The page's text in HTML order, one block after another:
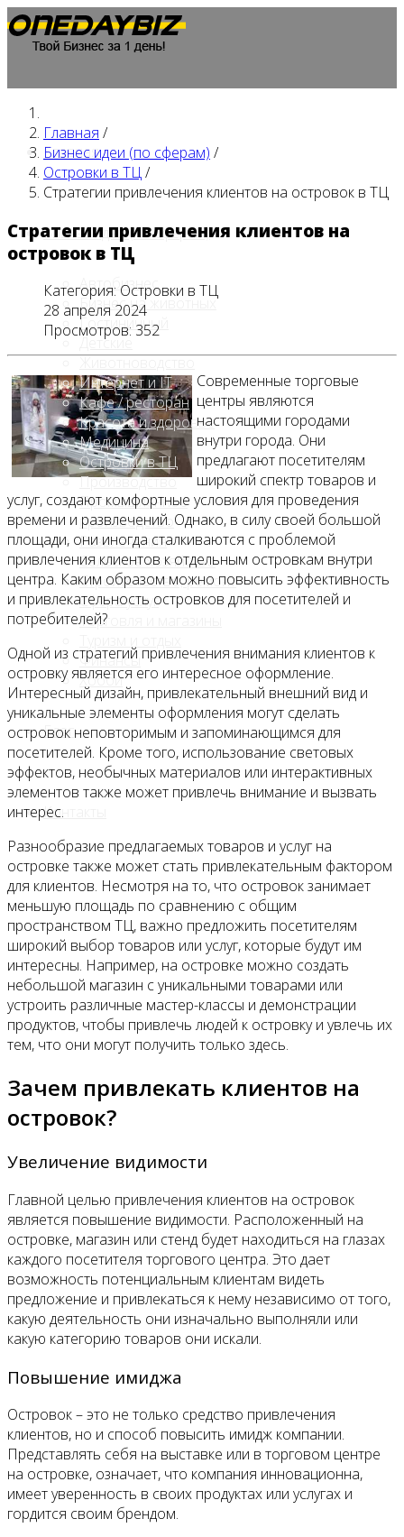
Главная
Бизнес идеи (по сферам)
Автобизнес
Бизнес на животных
Гостиничный
Детские
Интернет и IT
Кафе / ресторан
Красота и здоровье
Медицина
Островки в ТЦ
Производство
Промышленное
производство
Развлечения
Сельское хозяйство
Строительство, ремонт
Сфера услуг
Торговля и магазины
Финансы
Хобби
Блог
Контакты
Главная /
Бизнес идеи (по сферам) /
Островки в ТЦ/
Стратегии привлечения клиентов на островок в ТЦ
Стратегии привлечения клиентов на
островок в ТЦ
Категория: Островки в ТЦ
28 апреля 2024
Просмотров: 352
Современные торговые
центры являются
настоящими городами
внутри города. Они
предлагают посетителям
широкий спектр товаров и
услуг, создают комфортные условия для проведения
времени и развлечений. Однако, в силу своей большой
площади, они иногда сталкиваются с проблемой
привлечения клиентов к отдельным островкам внутри
центра. Каким образом можно повысить эффективность
и привлекательность островков для посетителей и
потребителей?
Одной из стратегий привлечения внимания клиентов к
островку является его интересное оформление.
Интересный дизайн, привлекательный внешний вид и
уникальные элементы оформления могут сделать
островок неповторимым и запоминающимся для
посетителей. Кроме того, использование световых
эффектов, необычных материалов или интерактивных
элементов также может привлечь внимание и вызвать
интерес.
Разнообразие предлагаемых товаров и услуг на
островке также может стать привлекательным фактором
для клиентов. Несмотря на то, что островок занимает
меньшую площадь по сравнению с общим
пространством ТЦ, важно предложить посетителям
широкий выбор товаров или услуг, которые будут им
интересны. Например, на островке можно создать
небольшой магазин с уникальными товарами или
устроить различные мастер-классы и демонстрации
продуктов, чтобы привлечь людей к островку и увлечь их
тем, что они могут получить только здесь.
Зачем привлекать клиентов на
островок?
Увеличение видимости
Главной целью привлечения клиентов на островок
является повышение видимости. Расположенный на
островке, магазин или стенд будет находиться на глазах
каждого посетителя торгового центра. Это дает
возможность потенциальным клиентам видеть
предложение и привлекаться к нему независимо от того,
какую деятельность они изначально выполняли или
какую категорию товаров они искали.
Повышение имиджа
Островок – это не только средство привлечения
клиентов, но и способ повысить имидж компании.
Представлять себя на выставке или в торговом центре
на островке, означает, что компания инновационна,
имеет уверенность в своих продуктах или услугах и
гордится своим брендом.